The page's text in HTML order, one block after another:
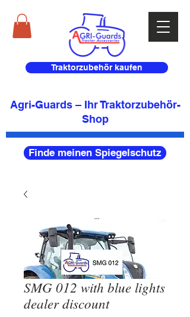
Traktorzubehör kaufen
Agri-Guards – Ihr Traktorzubehör-
Shop
Finde meinen Spiegelschutz
SMG 012 with blue lights
dealer discount